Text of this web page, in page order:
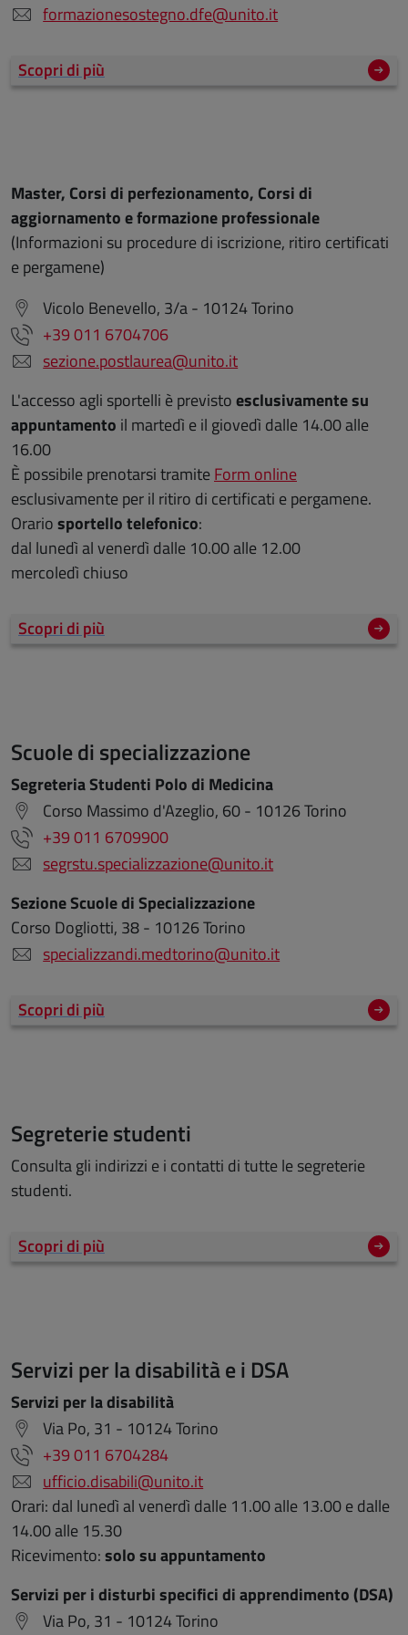
formazionesostegno.dfe@unito.it
Scopri di più
Master, Corsi di perfezionamento, Corsi di
aggiornamento e formazione professionale
(Informazioni su procedure di iscrizione, ritiro certificati
e pergamene)
Vicolo Benevello, 3/a - 10124 Torino
+39 011 6704706
sezione.postlaurea@unito.it
L'accesso agli sportelli è previstoesclusivamente su
appuntamento il martedì e il giovedì dalle 14.00 alle
16.00
È possibile prenotarsi tramiteForm online
esclusivamente per il ritiro di certificati e pergamene.
Orariosportello telefonico:
dal lunedì al venerdì dalle 10.00 alle 12.00
mercoledì chiuso
Scopri di più
Scuole di specializzazione
Segreteria Studenti Polo di Medicina
Corso Massimo d'Azeglio, 60 - 10126 Torino
+39 011 6709900
segrstu.specializzazione@unito.it
Sezione Scuole di Specializzazione
Corso Dogliotti, 38 - 10126 Torino
specializzandi.medtorino@unito.it
Scopri di più
Segreterie studenti
Consulta gli indirizzi e i contatti di tutte le segreterie
studenti.
Scopri di più
Servizi per la disabilità e i DSA
Servizi per la disabilità
Via Po, 31 - 10124 Torino
+39 011 6704284
ufficio.disabili@unito.it
Orari: dal lunedì al venerdì dalle 11.00 alle 13.00 e dalle
14.00 alle 15.30
Ricevimento:solo su appuntamento
Servizi per i disturbi specifici di apprendimento (DSA)
Via Po, 31 - 10124 Torino